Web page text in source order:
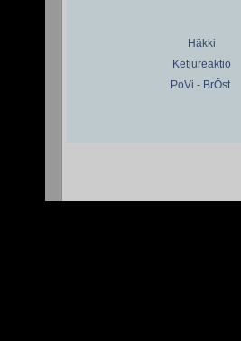
Häkki
Ketjureaktio
PoVi - BrÖst